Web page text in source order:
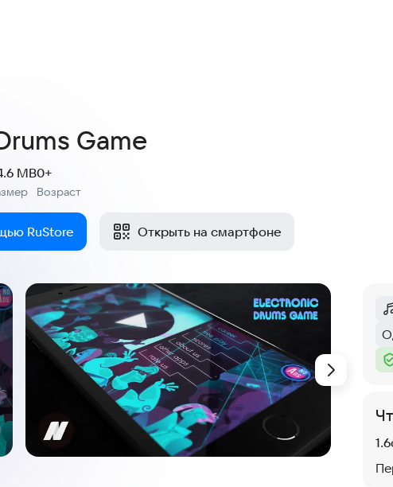
Game
MB
Возраст
0+
RuStore Открыть на смартфоне